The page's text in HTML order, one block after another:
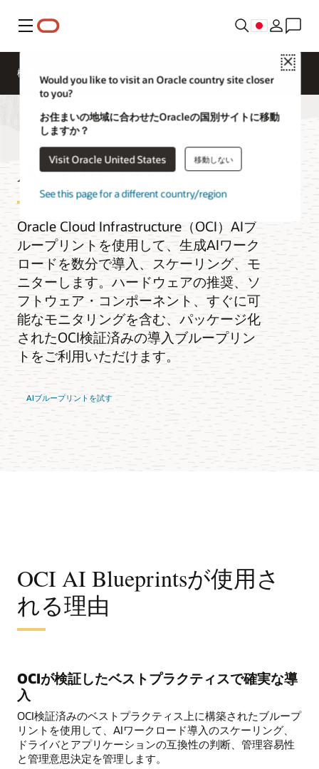
メニュー
Close
Would you like to visit an Oracle country site closer
to you?
お住まいの地域に合わせたOracleの国別サイトに移動
しますか？
Visit Oracle United States 移動しない
See this page for a different country/region
概要
AI Blueprints
Oracle Cloud Infrastructure（OCI）AIブ
ループリントを使用して、生成AIワーク
ロードを数分で導入、スケーリング、モ
ニターします。ハードウェアの推奨、ソ
フトウェア・コンポーネント、すぐに可
能なモニタリングを含む、パッケージ化
されたOCI検証済みの導入ブループリン
トをご利用いただけます。
AIブループリントを試す
OCI AI Blueprintsが使用さ
れる理由
OCIが検証したベストプラクティスで確実な導
入
OCI検証済みのベストプラクティス上に構築されたブループ
リントを使用して、AIワークロード導入のスケーリング、
ドライバとアプリケーションの互換性の判断、管理容易性
と管理意思決定を管理します。